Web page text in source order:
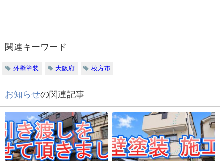
関連キーワード
外壁塗装 大阪府 枚方市
お知らせの関連記事